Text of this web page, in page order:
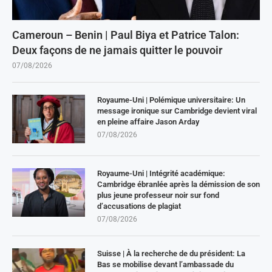
Cameroun – Benin | Paul Biya et Patrice Talon:
Deux façons de ne jamais quitter le pouvoir
07/08/2026
Royaume-Uni | Polémique universitaire: Un
message ironique sur Cambridge devient viral
en pleine affaire Jason Arday
07/08/2026
Royaume-Uni | Intégrité académique:
Cambridge ébranlée après la démission de son
plus jeune professeur noir sur fond
d’accusations de plagiat
07/08/2026
Suisse | À la recherche de du président: La
Bas se mobilise devant l’ambassade du